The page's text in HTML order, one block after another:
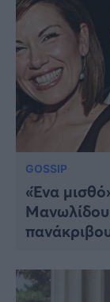
GOSSIP
«Ένα